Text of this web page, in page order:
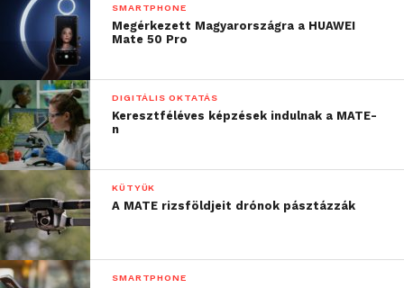
SMARTPHONE
Megérkezett Magyarországra a HUAWEI
Mate 50 Pro
DIGITÁLIS OKTATÁS
Keresztféléves képzések indulnak a MATE-
n
KÜTYÜK
A MATE rizsföldjeit drónok pásztázzák
SMARTPHONE